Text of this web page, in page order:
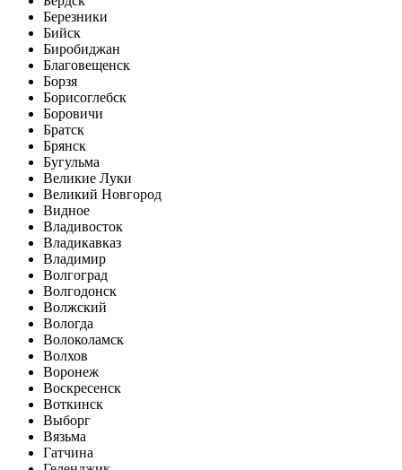
Березники
Бийск
Биробиджан
Благовещенск
Борзя
Борисоглебск
Боровичи
Братск
Брянск
Бугульма
Великие Луки
Великий Новгород
Видное
Владивосток
Владикавказ
Владимир
Волгоград
Волгодонск
Волжский
Вологда
Волоколамск
Волхов
Воронеж
Воскресенск
Воткинск
Выборг
Вязьма
Гатчина